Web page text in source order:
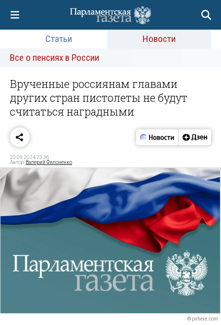
Статьи
Новости
Все о пенсиях в России
Врученные россиянам главами
других стран пистолеты не будут
считаться наградными
20.09.2024 23:36
Автор: Валерий Филоненко
© pxhere.com